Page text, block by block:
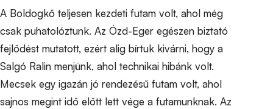
A Boldogkő teljesen kezdeti futam volt, ahol még
csak puhatolóztunk. Az Ózd-Eger egészen biztató
fejlődést mutatott, ezért alig bírtuk kivárni, hogy a
Salgó Ralin menjünk, ahol technikai hibánk volt.
Mecsek egy igazán jó rendezésű futam volt, ahol
sajnos megint idő előtt lett vége a futamunknak. Az